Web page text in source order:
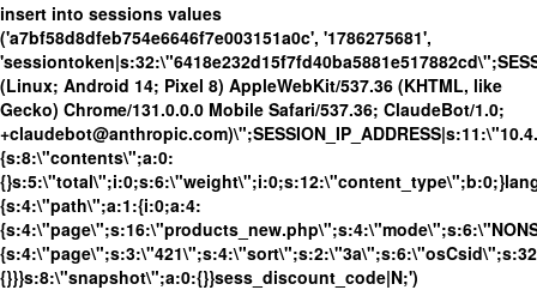
insert into sessions values
('a7bf58d8dfeb754e6646f7e003151a0c', '1786275681',
(Linux; Android 14; Pixel 8) AppleWebKit/537.36 (KHTML, like
Gecko) Chrome/131.0.0.0 Mobile Safari/537.36; ClaudeBot/1.0;
{s:8:\"contents\";a:0:
{s:4:\"path\";a:1:{i:0;a:4:
{}}}s:8:\"snapshot\";a:0:{}}sess_discount_code|N;')